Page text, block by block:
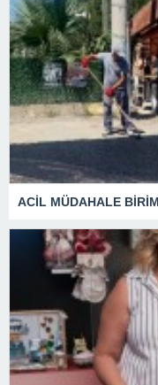
ACİL MÜDAHALE